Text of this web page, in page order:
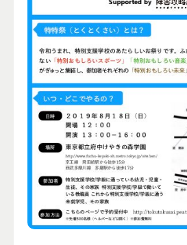
フォームから
042-
営業時間
（土曜・